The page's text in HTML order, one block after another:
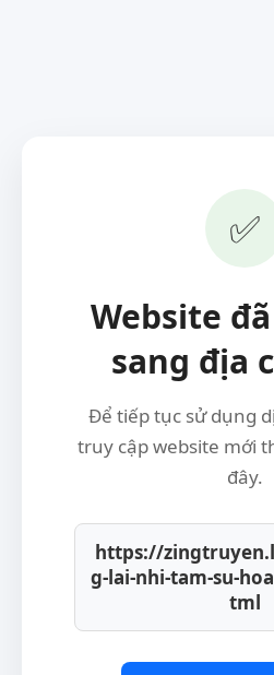
✅
Website
sang địa
Để tiếp tục sử dụng
truy cập website mới
đây.
https://
g-lai-nhi-tam-su-
tml